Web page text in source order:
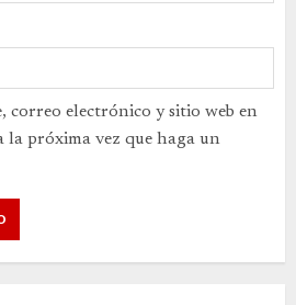
correo electrónico y sitio web en
la próxima vez que haga un